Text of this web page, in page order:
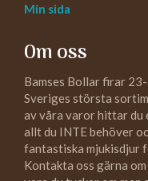
Min sida
Om oss
Bamses Bollar firar
Sveriges största
av våra varor hittar du
allt du INTE behöver
fantastiska mjukisdjur
Kontakta oss gärna